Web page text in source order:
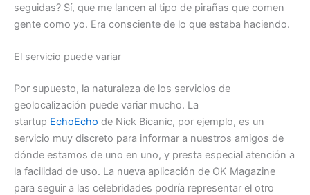
seguidas? Sí, que me lancen al tipo de pirañas que comen
gente como yo. Era consciente de lo que estaba haciendo.
El servicio puede variar
Por supuesto, la naturaleza de los servicios de
geolocalización puede variar mucho. La
startup EchoEcho de Nick Bicanic, por ejemplo, es un
servicio muy discreto para informar a nuestros amigos de
dónde estamos de uno en uno, y presta especial atención a
la facilidad de uso. La nueva aplicación de OK Magazine
para seguir a las celebridades podría representar el otro